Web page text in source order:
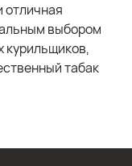
отличная
выбором
курильщиков,
табак